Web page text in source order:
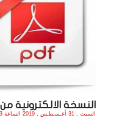
النسخة الالكترونية
السبت , 31 أغـسـطـس , 2019 الساعة 8:30:43 PM